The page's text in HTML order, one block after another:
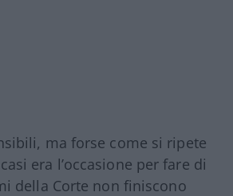
ma forse come si ripete
era l’occasione per fare di
della Corte non finiscono